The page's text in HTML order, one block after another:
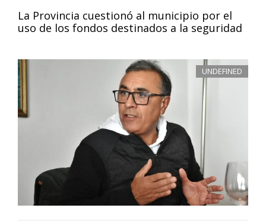
La Provincia cuestionó al municipio por el
uso de los fondos destinados a la seguridad
UNDEFINED